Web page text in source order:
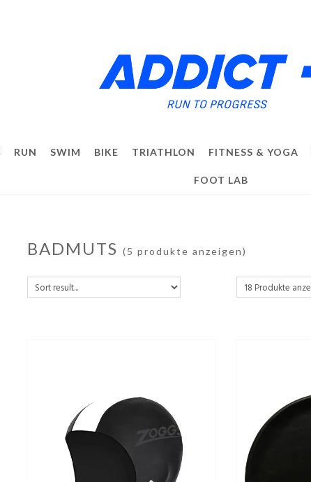
RUN SWIM BIKE TRIATHLON FITNESS & YOGA
FOOT LAB
BADMUTS (5 produkte anzeigen)